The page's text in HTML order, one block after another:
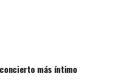
más íntimo